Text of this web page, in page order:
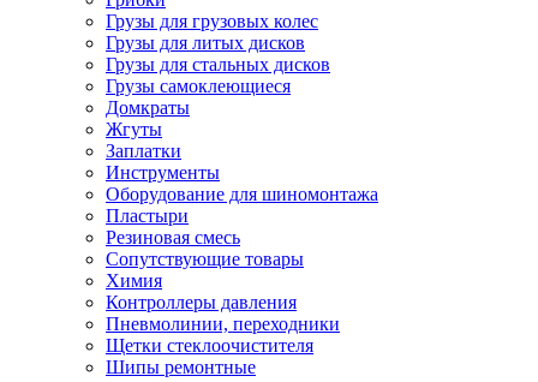
Грузы для грузовых колес
Грузы для литых дисков
Грузы для стальных дисков
Грузы самоклеющиеся
Домкраты
Жгуты
Заплатки
Инструменты
Оборудование для шиномонтажа
Пластыри
Резиновая смесь
Сопутствующие товары
Химия
Контроллеры давления
Пневмолинии, переходники
Щетки стеклоочистителя
Шипы ремонтные